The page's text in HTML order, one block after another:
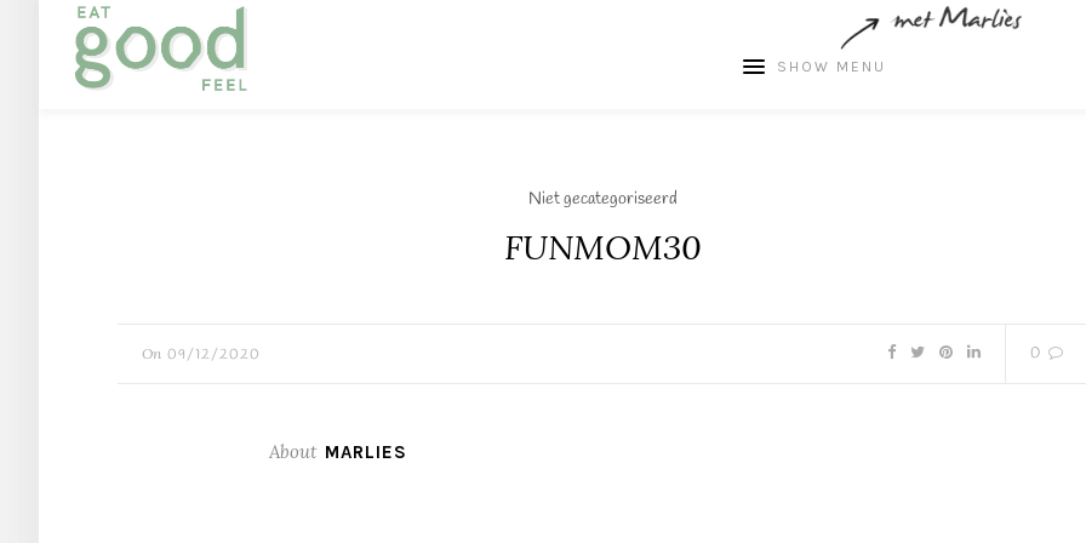
SHOW MENU
Niet gecategoriseerd
FUNMOM30
On 09/12/2020 0
About MARLIES